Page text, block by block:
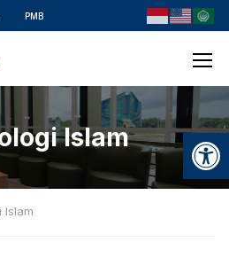
PMB
Islam
Islam